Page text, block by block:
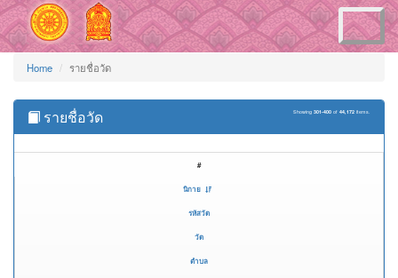
Toggle
navigation
Home รายชื่อวัด
Showing 301-400 of 44,172 items.
รายชื่อวัด
#
นิกาย
รหัสวัด
วัด
ตำบล